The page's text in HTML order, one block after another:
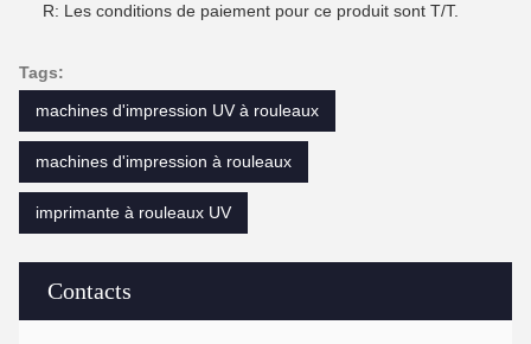
Contacts
R: Les conditions de paiement pour ce produit sont T/T.
Tags:
machines d'impression UV à rouleaux
machines d'impression à rouleaux
imprimante à rouleaux UV